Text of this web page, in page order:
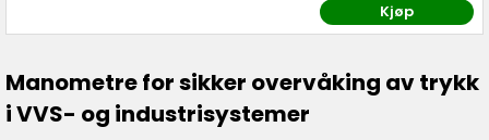
Kjøp
Manometre for sikker overvåking av trykk
i VVS- og industrisystemer